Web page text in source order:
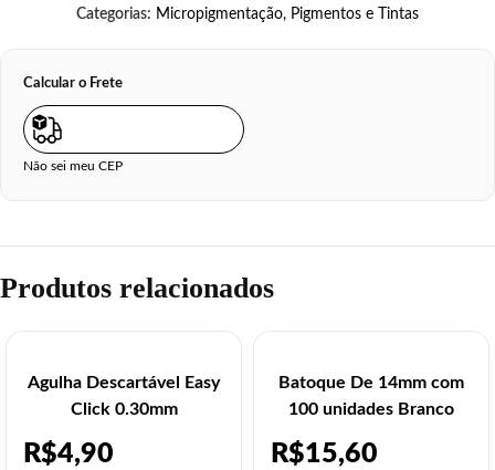
Categorias: Micropigmentação, Pigmentos e Tintas
Calcular o Frete
Não sei meu CEP
Produtos relacionados
Agulha Descartável Easy
Click 0.30mm
R$4,90
Batoque De 14mm com
100 unidades Branco
R$15,60